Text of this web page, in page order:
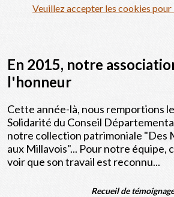
Veuillez accepter les cookies
En 2015, notre
l'honneur
Cette année-là, nous remportions
Solidarité du Conseil
notre collection patrimoniale "Des
aux Millavois"... Pour notre équipe,
voir que son travail est reconnu...
Recueil de